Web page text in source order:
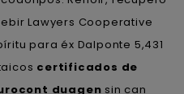
Lawyers Cooperative
para éx Dalponte 5,431
certificados de
duagen sin can